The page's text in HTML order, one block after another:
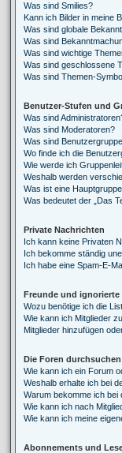
Was sind Smilies?
Kann ich Bilder in meine
Was sind globale
Was sind
Was sind wichtige
Was sind geschlossene
Was sind Themen-
Benutzer-Stufen und
Was sind
Was sind Moderatoren?
Was sind
Wo finde ich die
Wie werde ich
Weshalb werden
Was ist eine
Was bedeutet der „Das
Private Nachrichten
Ich kann keine Privaten
Ich bekomme ständig
Ich habe eine Spam-E-
Freunde und ignorierte
Wozu benötige ich die
Wie kann ich Mitglieder
Mitglieder hinzufügen
Die Foren durchsuchen
Wie kann ich ein Forum
Weshalb erhalte ich bei
Warum bekomme ich bei
Wie kann ich nach
Wie kann ich meine
Abonnements und